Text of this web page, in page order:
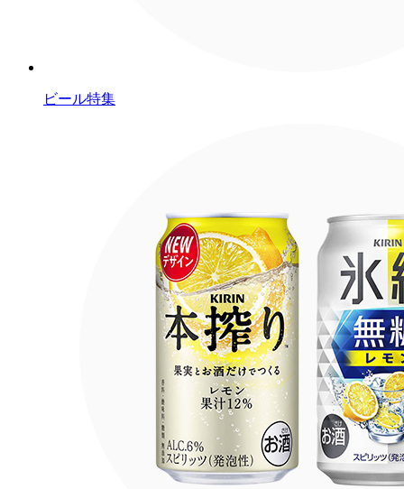
ビール特集